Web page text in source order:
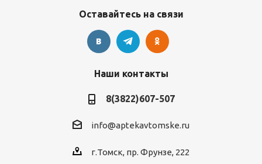
Оставайтесь на связи
Наши контакты
8(3822)607-507
info@aptekavtomske.ru
г.Томск, пр. Фрунзе, 222